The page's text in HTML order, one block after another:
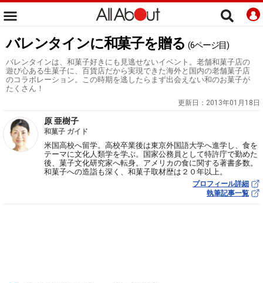
バレンタインに和菓子を贈る (6ページ目)
バレンタインは、和菓子好きにも見逃せないイベント。老舗和菓子店の
遊び心ある生菓子に、百貨店だから実現できた海外と国内の老舗菓子店
のコラボレーション。この時期を逃したらまず出会えない和のお菓子が
たくさん！
更新日： 2013年01月18日
原 亜樹子
和菓子 ガイド
米国高校へ留学。高校卒業後は東京外国語大学へ進学し、食を
テーマに文化人類学を学ぶ。国家公務員として特許庁で勤めた
後、菓子文化研究家へ転身。アメリカの食に関する著書多数。
和菓子への造詣も深く、和菓子取材歴は２０年以上。
プロフィール詳細
執筆記事一覧